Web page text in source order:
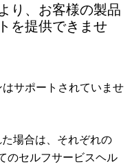
り、お客様の製品
を提供できませ
サポートされていませ
場合は、それぞれの
のセルフサービスヘル